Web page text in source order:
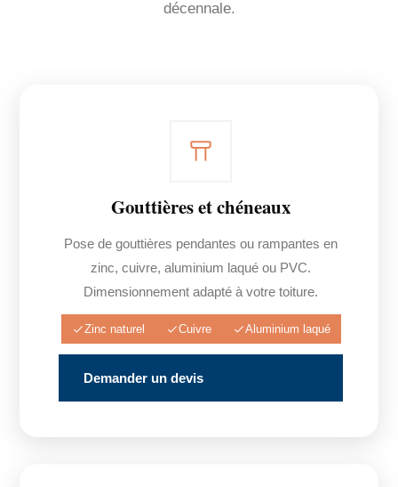
décennale.
Gouttières et chéneaux
Pose de gouttières pendantes ou rampantes en
zinc, cuivre, aluminium laqué ou PVC.
Dimensionnement adapté à votre toiture.
Zinc naturel Cuivre Aluminium laqué
Demander un devis